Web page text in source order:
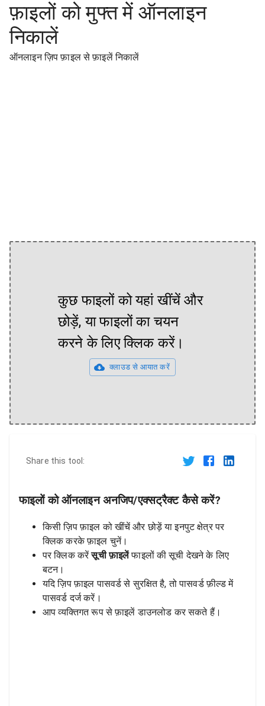
फ़ाइलों को मुफ्त में ऑनलाइन
निकालें
ऑनलाइन ज़िप फ़ाइल से फ़ाइलें निकालें
कुछ फाइलों को यहां खींचें और
छोड़ें, या फाइलों का चयन
करने के लिए क्लिक करें।
क्लाउड से आयात करें
Share this tool:
फाइलों को ऑनलाइन अनजिप/एक्सट्रैक्ट कैसे करें?
किसी ज़िप फ़ाइल को खींचें और छोड़ें या इनपुट क्षेत्र पर
क्लिक करके फ़ाइल चुनें।
पर क्लिक करेंसूची फ़ाइलेंफाइलों की सूची देखने के लिए
बटन।
यदि ज़िप फ़ाइल पासवर्ड से सुरक्षित है, तो पासवर्ड फ़ील्ड में
पासवर्ड दर्ज करें।
आप व्यक्तिगत रूप से फ़ाइलें डाउनलोड कर सकते हैं।